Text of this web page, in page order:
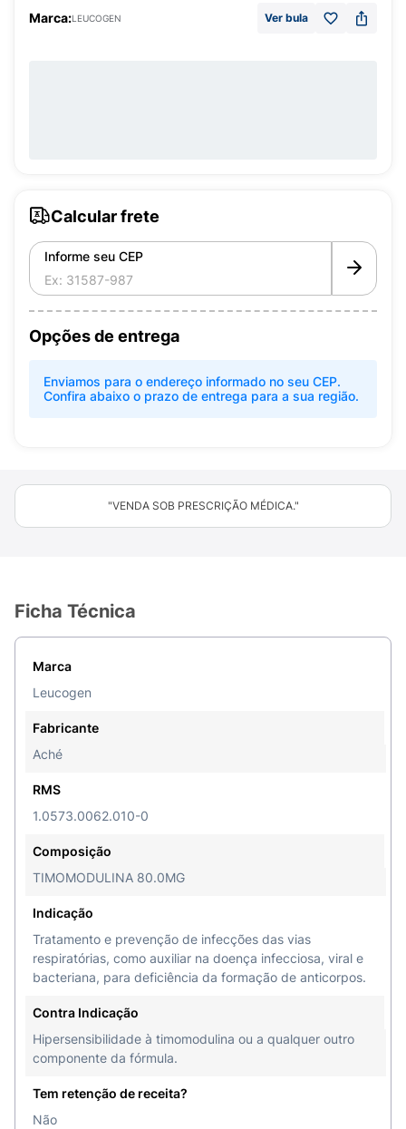
Marca:LEUCOGEN Ver bula
Calcular frete
Informe seu CEP
Opções de entrega
Enviamos para o endereço informado no seu CEP.
Confira abaixo o prazo de entrega para a sua região.
"VENDA SOB PRESCRIÇÃO MÉDICA."
Ficha Técnica
Marca
Leucogen
Fabricante
Aché
RMS
1.0573.0062.010-0
Composição
TIMOMODULINA 80.0MG
Indicação
Tratamento e prevenção de infecções das vias
respiratórias, como auxiliar na doença infecciosa, viral e
bacteriana, para deficiência da formação de anticorpos.
Contra Indicação
Hipersensibilidade à timomodulina ou a qualquer outro
componente da fórmula.
Tem retenção de receita?
Não